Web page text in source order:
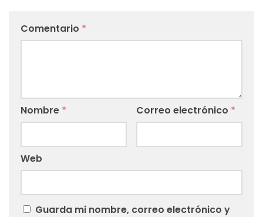
Comentario *
Nombre * Correo electrónico *
Web
Guarda mi nombre, correo electrónico y